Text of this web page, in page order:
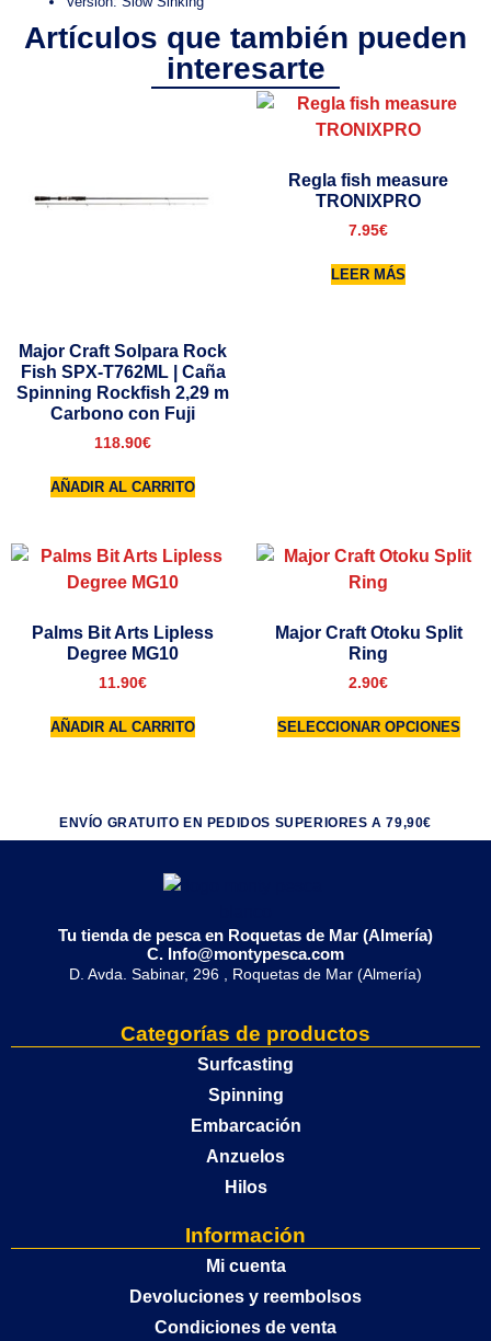
Artículos que también pueden
interesarte
Major Craft Solpara Rock
Fish SPX-T762ML | Caña
Spinning Rockfish 2,29 m
Carbono con Fuji
118.90€
AÑADIR AL CARRITO
Regla fish measure
TRONIXPRO
7.95€
LEER MÁS
Palms Bit Arts Lipless
Degree MG10
11.90€
AÑADIR AL CARRITO
Major Craft Otoku Split
Ring
2.90€
SELECCIONAR OPCIONES
ENVÍO GRATUITO EN PEDIDOS SUPERIORES A 79,90€
Tu tienda de pesca en Roquetas de Mar (Almería)
C. Info@montypesca.com
D. Avda. Sabinar, 296 , Roquetas de Mar (Almería)
Categorías de productos
Surfcasting
Spinning
Embarcación
Anzuelos
Hilos
Información
Mi cuenta
Devoluciones y reembolsos
Condiciones de venta